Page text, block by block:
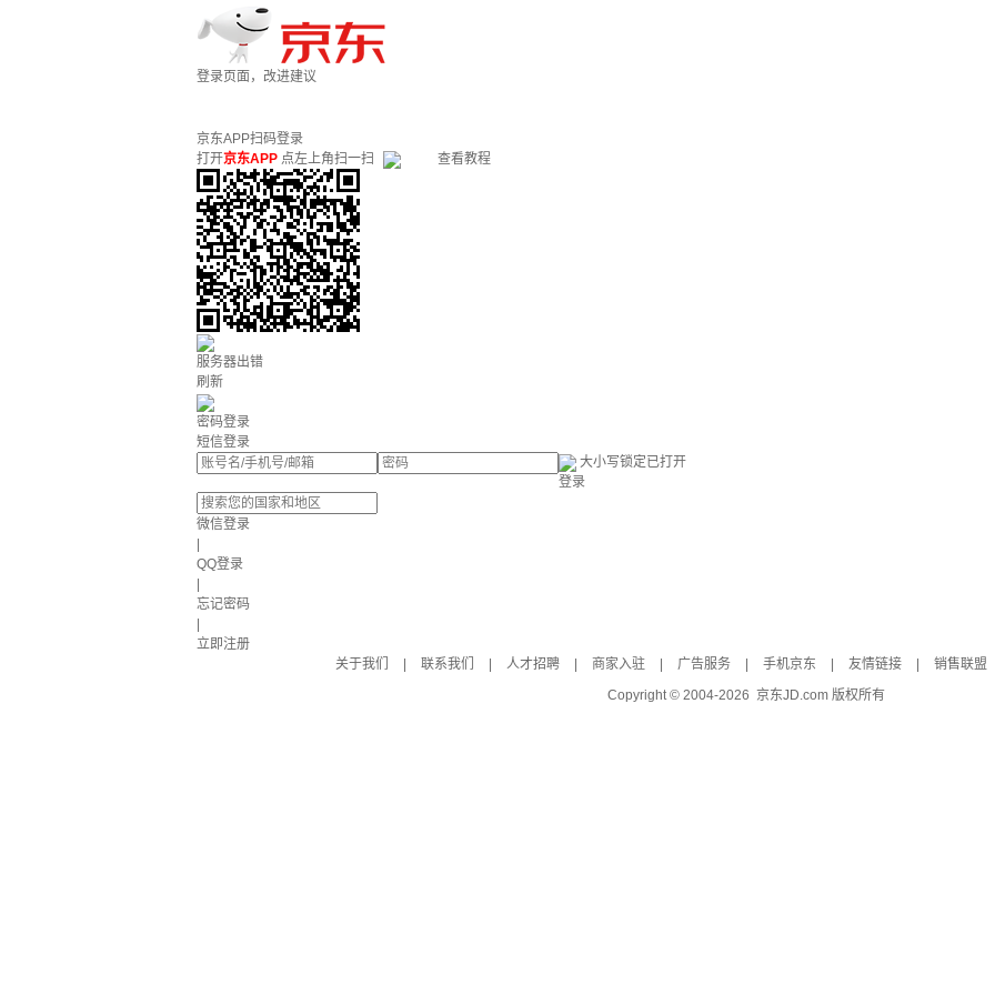
登录页面，改进建议
京东APP扫码登录
打开京东APP 点左上角扫一扫 查看教程
服务器出错
刷新
密码登录
短信登录
大小写锁定已打开
登录
微信登录
QQ登录
忘记密码
立即注册
关于我们
联系我们 人才招聘 商家入驻 广告服务 手机京东 友情链接
销售联盟
Copyright © 2004-2026 京东JD.com 版权所有